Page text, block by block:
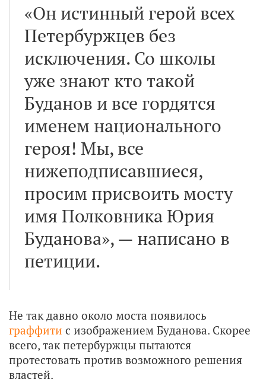
«Он истинный герой всех
Петербуржцев без
исключения. Со школы
уже знают кто такой
Буданов и все гордятся
именем национального
героя! Мы, все
нижеподписавшиеся,
просим присвоить мосту
имя Полковника Юрия
Буданова», — написано в
петиции.
Не так давно около моста появилось
граффити с изображением Буданова. Скорее
всего, так петербуржцы пытаются
протестовать против возможного решения
властей.